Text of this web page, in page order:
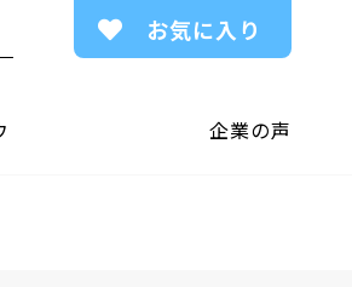
企業の声
お気に入り